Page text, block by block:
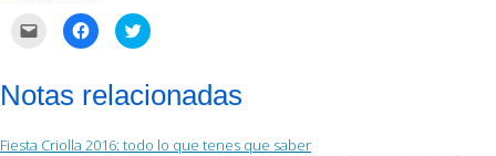
correo
electrónico
amigo
Haz
clic
Facebook
(Se
una
Haz
clic
en
Twitter
(Se
una
Notas relacionadas
Fiesta Criolla 2016: todo lo que tenes que saber